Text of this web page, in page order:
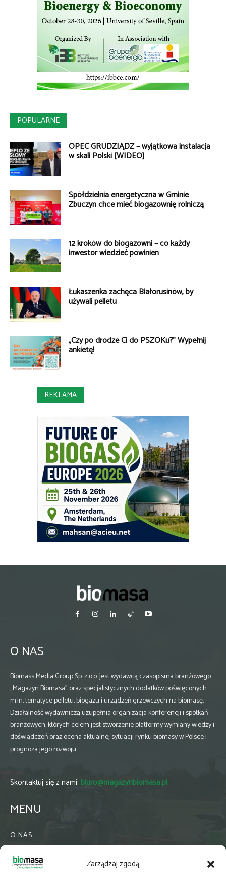
Zarządzaj zgodą
POPULARNE
OPEC GRUDZIĄDZ – wyjątkowa instalacja
w skali Polski [WIDEO]
Spółdzielnia energetyczna w Gminie
Zbuczyn chce mieć biogazownię rolniczą
12 kroków do biogazowni – co każdy
inwestor wiedzieć powinien
Łukaszenka zachęca Białorusinów, by
używali pelletu
„Czy po drodze Ci do PSZOKu?” Wypełnij
ankietę!
REKLAMA
O NAS
Biomass Media Group Sp. z o.o. jest wydawcą czasopisma branżowego
„Magazyn Biomasa” oraz specjalistycznych dodatków poświęconych
m.in. tematyce pelletu, biogazu i urządzeń grzewczych na biomasę.
Działalność wydawniczą uzupełnia organizacja konferencji i spotkań
branżowych, których celem jest stworzenie platformy wymiany wiedzy i
doświadczeń oraz ocena aktualnej sytuacji rynku biomasy w Polsce i
prognoza jego rozwoju.
Skontaktuj się z nami: biuro@magazynbiomasa.pl
MENU
O NAS
WSPÓŁPRACA